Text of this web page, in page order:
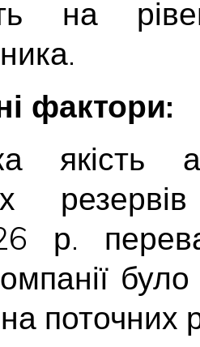
на
фактори:
якість
р.
поточних